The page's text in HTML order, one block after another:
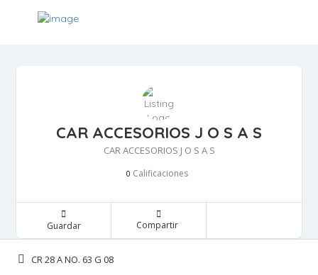
CAR ACCESORIOS J O S A S
CAR ACCESORIOS J O S A S
0 Calificaciones
Guardar Compartir
CR 28 A NO. 63 G 08